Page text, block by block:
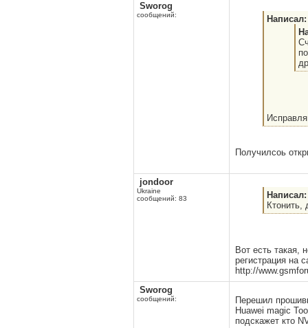
Sworog
сообщений:
Получилсоь
jondoor
Ukraine
сообщений: 83
Ктонить,
Вот есть такая,
регистрация на
http://
Sworog
сообщений:
Перешил
Huawei magic
подскажет кто